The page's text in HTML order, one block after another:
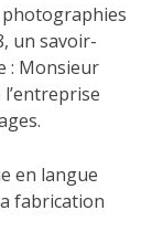
photographies
un savoir-
: Monsieur
l’entreprise
en langue
fabrication